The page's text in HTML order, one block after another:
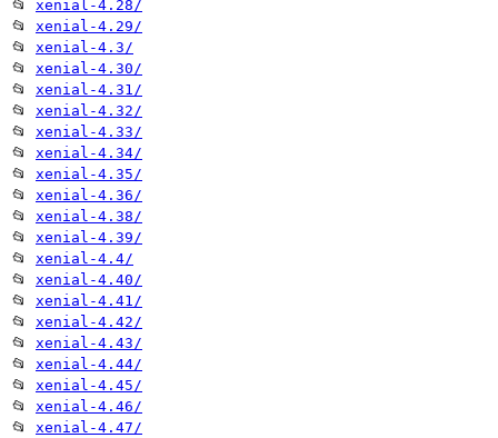
📂 xenial-4.28/
📂 xenial-4.29/
📂 xenial-4.3/
📂 xenial-4.30/
📂 xenial-4.31/
📂 xenial-4.32/
📂 xenial-4.33/
📂 xenial-4.34/
📂 xenial-4.35/
📂 xenial-4.36/
📂 xenial-4.38/
📂 xenial-4.39/
📂 xenial-4.4/
📂 xenial-4.40/
📂 xenial-4.41/
📂 xenial-4.42/
📂 xenial-4.43/
📂 xenial-4.44/
📂 xenial-4.45/
📂 xenial-4.46/
📂 xenial-4.47/